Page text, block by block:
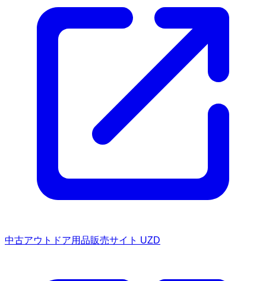
中古アウトドア用品販売サイト UZD